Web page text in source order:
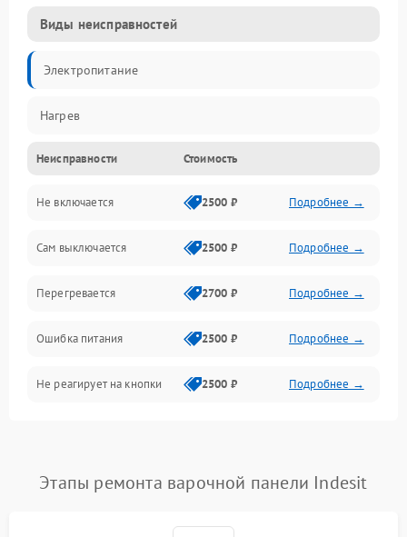
Виды неисправностей
Электропитание
Нагрев
Неисправности Стоимость
Не включается 2500 ₽ Подробнее →
Сам выключается 2500 ₽ Подробнее →
Перегревается 2700 ₽ Подробнее →
Ошибка питания 2500 ₽ Подробнее →
Не реагирует на кнопки 2500 ₽ Подробнее →
Этапы ремонта варочной панели Indesit